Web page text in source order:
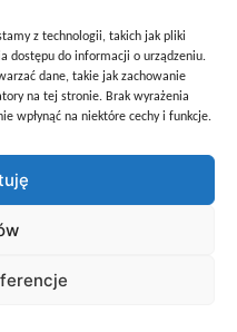
z technologii, takich jak pliki
dostępu do informacji o urządzeniu.
dane, takie jak zachowanie
na tej stronie. Brak wyrażenia
wpłynąć na niektóre cechy i funkcje.
szkoły –poprzez
Oświatowych Województwa